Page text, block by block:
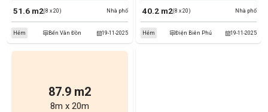
Nhà phố
51.6 m2(8 x 20)
19-11-2025
Hẻm Bến Vân Đồn
Nhà phố
40.2 m2(8 x 20)
19-11-2025
Hẻm Điện Biên Phủ
87.9 m2
8m x 20m